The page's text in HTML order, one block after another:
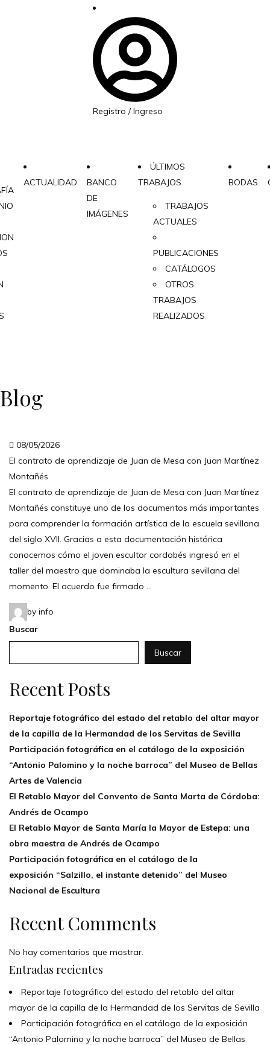
Registro / Ingreso
ACTUALIDAD
BANCO
DE
IMÁGENES
ÚLTIMOS
TRABAJOS
TRABAJOS
ACTUALES
PUBLICACIONES
CATÁLOGOS
OTROS
TRABAJOS
REALIZADOS
BODAS
Blog
08/05/2026
El contrato de aprendizaje de Juan de Mesa con Juan Martínez
Montañés
El contrato de aprendizaje de Juan de Mesa con Juan Martínez
Montañés constituye uno de los documentos más importantes
para comprender la formación artística de la escuela sevillana
del siglo XVII. Gracias a esta documentación histórica
conocemos cómo el joven escultor cordobés ingresó en el
taller del maestro que dominaba la escultura sevillana del
momento. El acuerdo fue firmado …
by info
Buscar
Buscar
Recent Posts
Reportaje fotográfico del estado del retablo del altar mayor
de la capilla de la Hermandad de los Servitas de Sevilla
Participación fotográfica en el catálogo de la exposición
“Antonio Palomino y la noche barroca” del Museo de Bellas
Artes de Valencia
El Retablo Mayor del Convento de Santa Marta de Córdoba:
Andrés de Ocampo
El Retablo Mayor de Santa María la Mayor de Estepa: una
obra maestra de Andrés de Ocampo
Participación fotográfica en el catálogo de la
exposición “Salzillo, el instante detenido” del Museo
Nacional de Escultura
Recent Comments
No hay comentarios que mostrar.
Entradas recientes
Reportaje fotográfico del estado del retablo del altar
mayor de la capilla de la Hermandad de los Servitas de Sevilla
Participación fotográfica en el catálogo de la exposición
“Antonio Palomino y la noche barroca” del Museo de Bellas